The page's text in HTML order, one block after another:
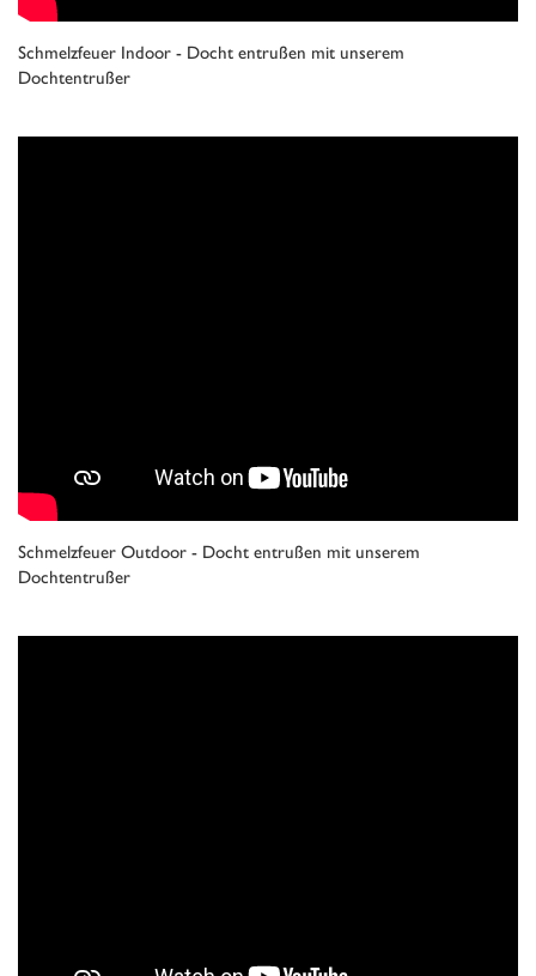
Schmelzfeuer Indoor - Docht entrußen mit unserem
Dochtentrußer
Schmelzfeuer Outdoor - Docht entrußen mit unserem
Dochtentrußer